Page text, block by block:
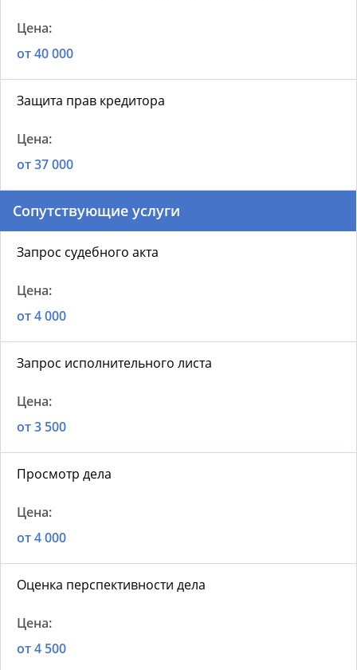
от 40 000
Защита прав кредитора
от 37 000
Сопутствующие услуги
Запрос судебного акта
от 4 000
Запрос исполнительного листа
от 3 500
Просмотр дела
от 4 000
Оценка перспективности дела
от 4 500